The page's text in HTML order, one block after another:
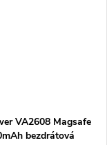
VA2608 Magsafe
bezdrátová